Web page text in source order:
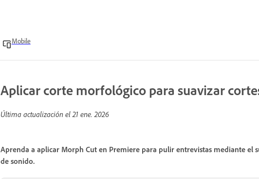
Mobile
Aplicar corte morfológico para suavizar
Última actualización el21 ene. 2026
Aprenda a aplicar Morph Cut en Premiere para pulir entrevistas mediante el
de sonido.